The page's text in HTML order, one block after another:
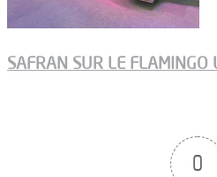
SAFRAN SUR LE FLAMINGO
0